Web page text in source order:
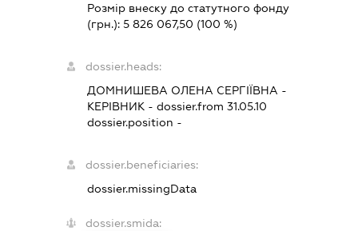
Розмір внеску до статутного фонду
(грн.): 5 826 067,50 (100 %)
dossier.heads:
ДОМНИШЕВА ОЛЕНА СЕРГІЇВНА -
КЕРІВНИК- dossier.from 31.05.10
dossier.position -
dossier.beneficiaries:
dossier.missingData
dossier.smida: